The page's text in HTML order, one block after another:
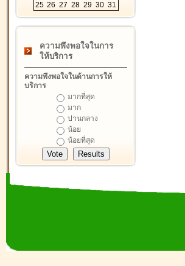
25 26 27 28 29 30 31
ความพึงพอใจในการ
ให้บริการ
ความพึงพอใจในด้านการให้
บริการ
มากที่สุด
มาก
ปานกลาง
น้อย
น้อยที่สุด